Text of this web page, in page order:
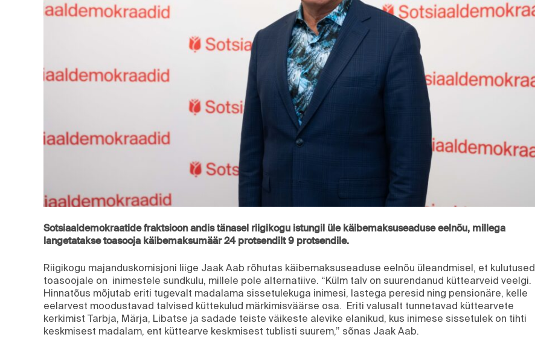
Sotsiaaldemokraatide fraktsioon andis tänasel riigikogu istungil üle käibemaksuseaduse eelnõu, millega
langetatakse toasooja käibemaksumäär 24 protsendilt 9 protsendile.
Riigikogu majanduskomisjoni liige Jaak Aab rõhutas käibemaksuseaduse eelnõu üleandmisel, et kulutused
toasoojale on inimestele sundkulu, millele pole alternatiive. “Külm talv on suurendanud küttearveid veelgi.
Hinnatõus mõjutab eriti tugevalt madalama sissetulekuga inimesi, lastega peresid ning pensionäre, kelle
eelarvest moodustavad talvised küttekulud märkimisväärse osa. Eriti valusalt tunnetavad küttearvete
kerkimist Tarbja, Märja, Libatse ja sadade teiste väikeste alevike elanikud, kus inimese sissetulek on tihti
keskmisest madalam, ent küttearve keskmisest tublisti suurem,” sõnas Jaak Aab.